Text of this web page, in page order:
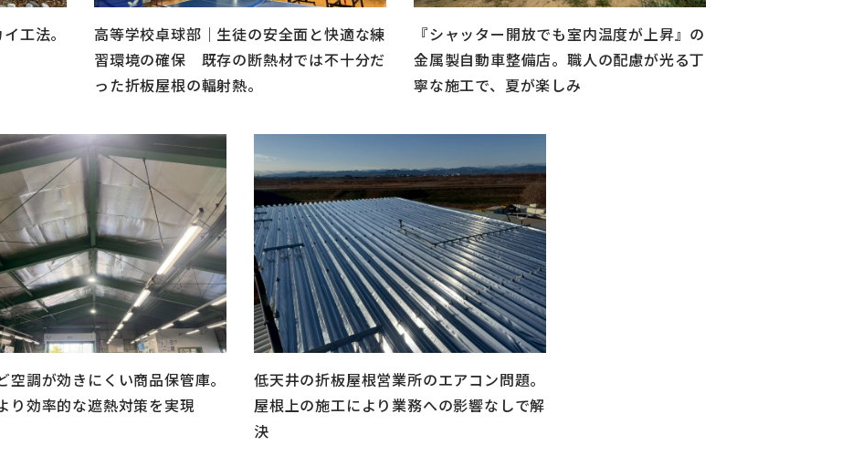
工法。
高等学校卓球部｜生徒の安全面と快適な練
習環境の確保 既存の断熱材では不十分だ
った折板屋根の輻射熱。
『シャッター開放でも室内温度が上昇』の
金属製自動車整備店。職人の配慮が光る丁
寧な施工で、夏が楽しみ
空調が効きにくい商品保管庫。
り効率的な遮熱対策を実現
低天井の折板屋根営業所のエアコン問題。
屋根上の施工により業務への影響なしで解
決